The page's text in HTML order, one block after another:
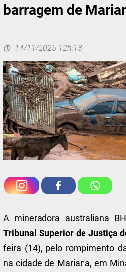
barragem de
14/11/2025 12h:13
A mineradora australiana
Tribunal Superior de Justiça
feira (14), pelo rompimento
na cidade de Mariana, em